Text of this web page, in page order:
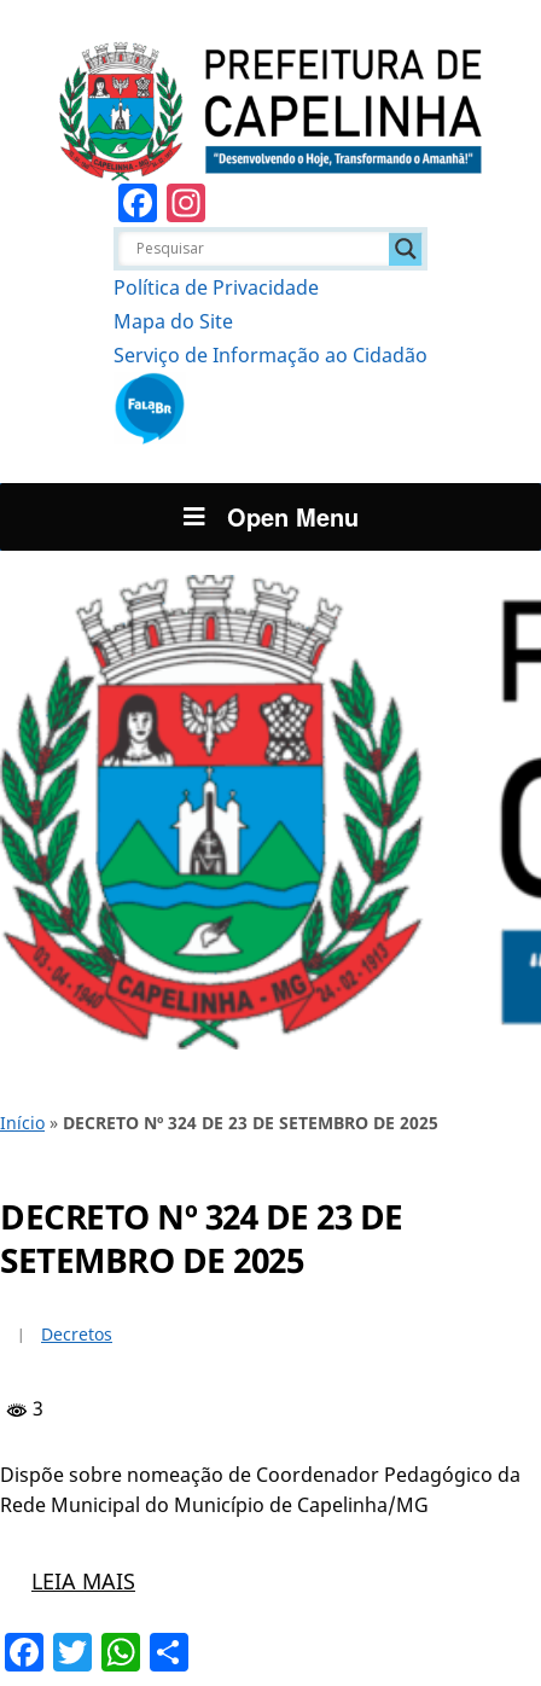
Facebook
Política de Privacidade
Mapa do Site
Serviço de Informação ao Cidadão
Open Menu
Início » DECRETO Nº 324 DE 23 DE SETEMBRO DE 2025
DECRETO Nº 324 DE 23 DE
SETEMBRO DE 2025
Decretos
3
Dispõe sobre nomeação de Coordenador Pedagógico da
Rede Municipal do Município de Capelinha/MG
LEIA MAIS
Facebook
TwitterWhatsApp